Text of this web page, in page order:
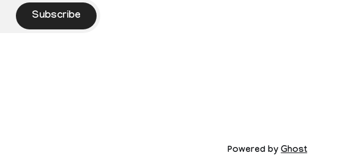
Subscribe
Powered byGhost